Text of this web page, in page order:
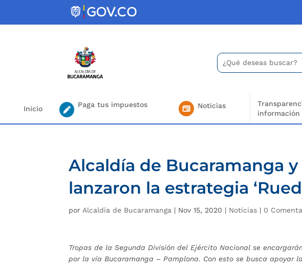
Buscar:
Search
for...
Inicio Paga tus impuestos Noticias
información
Alcaldía de Bucaramanga
lanzaron la estrategia
por Alcaldía de Bucaramanga | Nov 15, 2020 | Noticias | 0
Tropas de la Segunda División del Ejército Nacional se
por la vía Bucaramanga – Pamplona. Con esto se busca apoyar